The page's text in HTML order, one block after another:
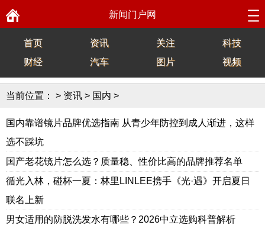
新闻门户网
首页 资讯 关注
科技
财经
汽车 图片 视频
当前位置： > 资讯 > 国内 >
国内靠谱镜片品牌优选指南 从青少年防控到成人渐进，这样
选不踩坑
国产老花镜片怎么选？质量稳、性价比高的品牌推荐名单
循光入林，碰杯一夏：林里LINLEE携手《光·遇》开启夏日
联名上新
男女适用的防脱洗发水有哪些？2026中立选购科普解析